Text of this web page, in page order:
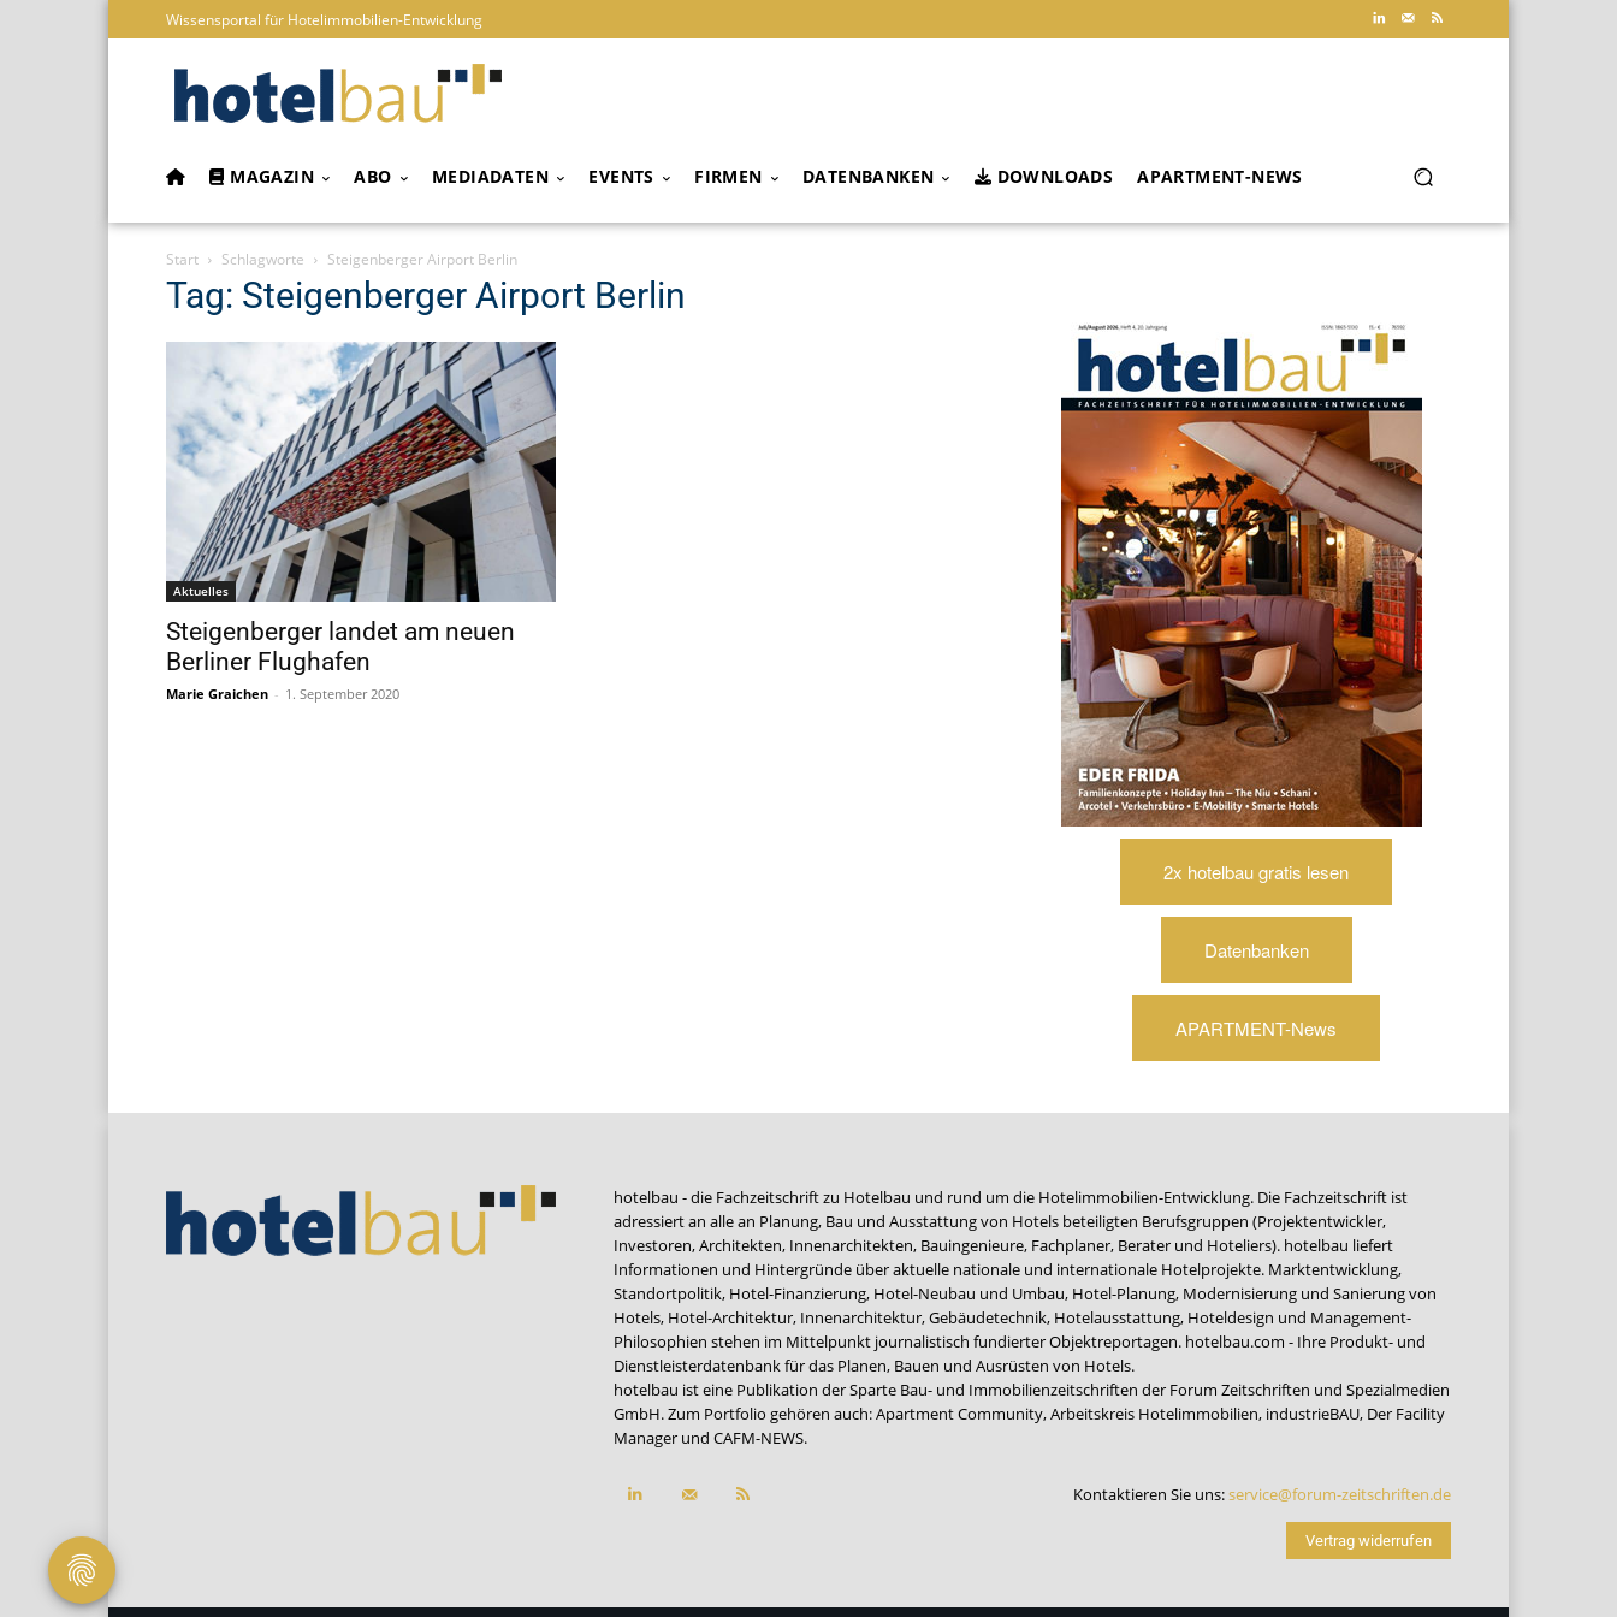
Wissensportal für Hotelimmobilien-Entwicklung
MAGAZIN ABO MEDIADATEN EVENTS FIRMEN DATENBANKEN DOWNLOADS APARTMENT-NEWS
Start Schlagworte Steigenberger Airport Berlin
Tag: Steigenberger Airport Berlin
Aktuelles
Steigenberger landet am neuen
Berliner Flughafen
Marie Graichen - 1. September 2020
2x hotelbau gratis lesen
Datenbanken
APARTMENT-News
hotelbau - die Fachzeitschrift zu Hotelbau und rund um die Hotelimmobilien-Entwicklung. Die Fachzeitschrift ist
adressiert an alle an Planung, Bau und Ausstattung von Hotels beteiligten Berufsgruppen (Projektentwickler,
Investoren, Architekten, Innenarchitekten, Bauingenieure, Fachplaner, Berater und Hoteliers). hotelbau liefert
Informationen und Hintergründe über aktuelle nationale und internationale Hotelprojekte. Marktentwicklung,
Standortpolitik, Hotel-Finanzierung, Hotel-Neubau und Umbau, Hotel-Planung, Modernisierung und Sanierung von
Hotels, Hotel-Architektur, Innenarchitektur, Gebäudetechnik, Hotelausstattung, Hoteldesign und Management-
Philosophien stehen im Mittelpunkt journalistisch fundierter Objektreportagen. hotelbau.com - Ihre Produkt- und
Dienstleisterdatenbank für das Planen, Bauen und Ausrüsten von Hotels.
hotelbau ist eine Publikation der Sparte Bau- und Immobilienzeitschriften der Forum Zeitschriften und Spezialmedien
GmbH. Zum Portfolio gehören auch:Apartment Community,Arbeitskreis Hotelimmobilien, industrieBAU, Der Facility
Manager und CAFM-NEWS.
Kontaktieren Sie uns:service@forum-zeitschriften.de
Vertrag widerrufen